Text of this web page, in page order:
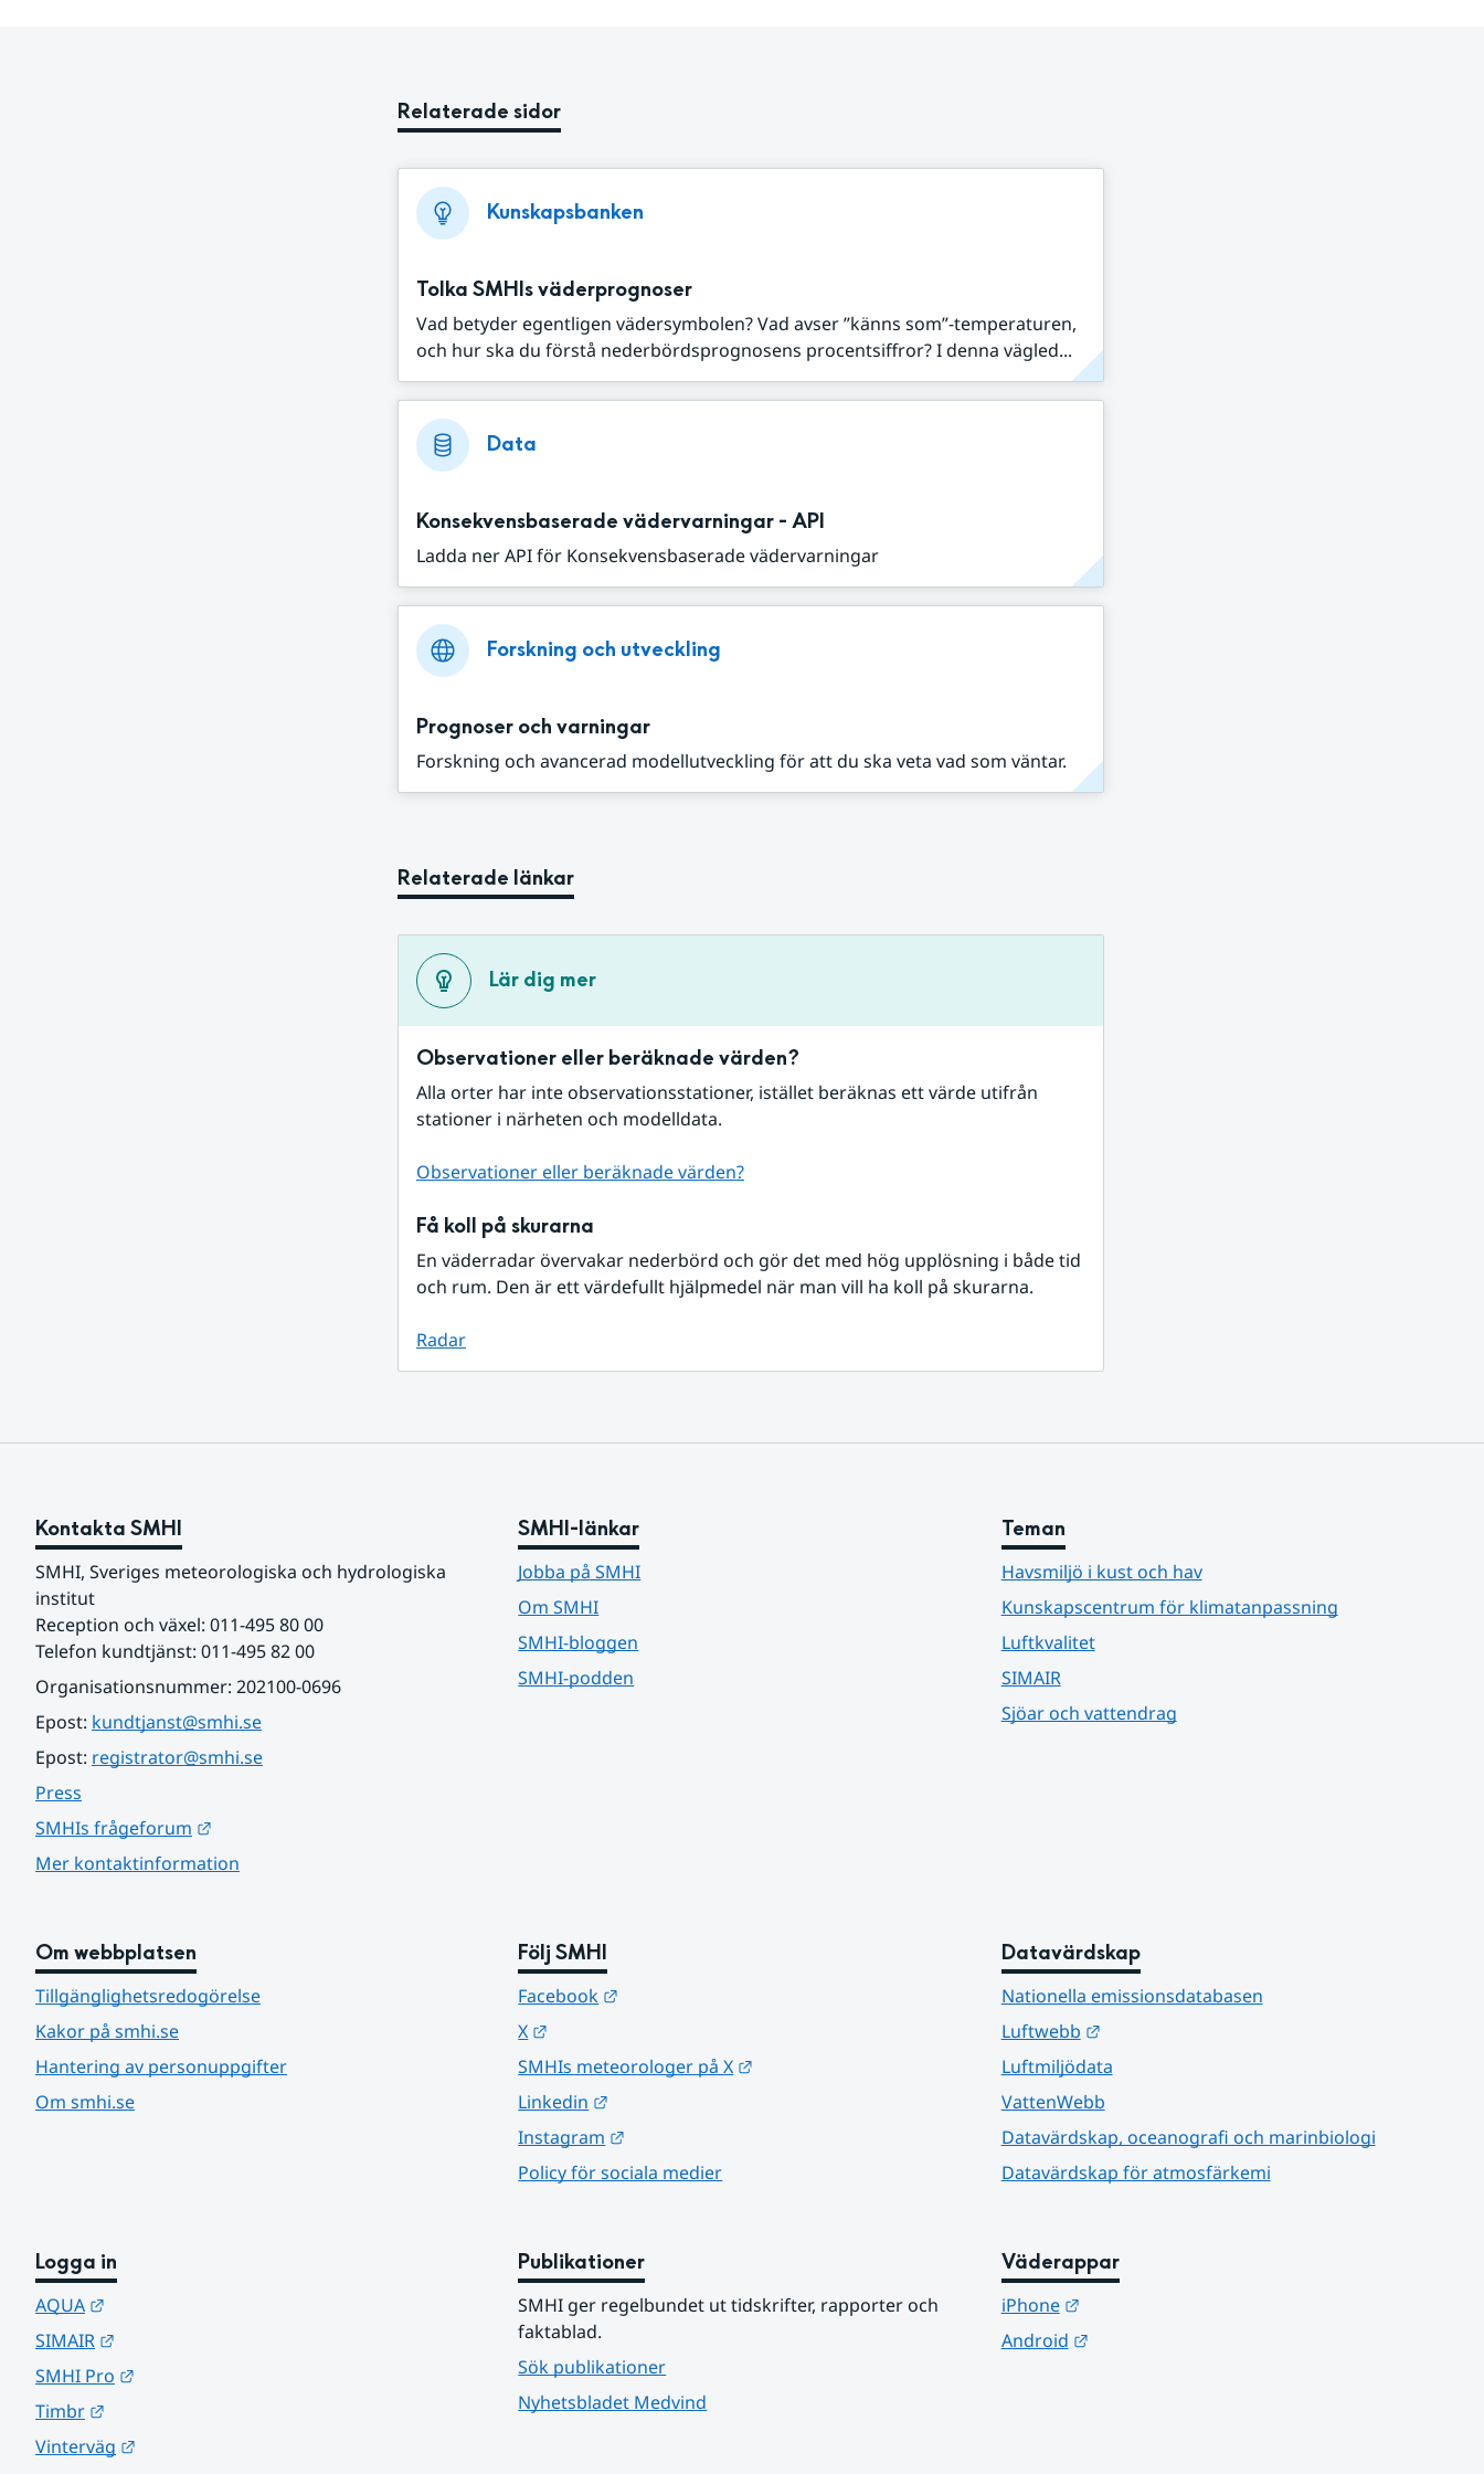
Relaterade sidor
Kunskapsbanken
Tolka SMHIs väderprognoser
Vad betyder egentligen vädersymbolen? Vad avser ”känns som”-temperaturen,
och hur ska du förstå nederbördsprognosens procentsiffror? I denna vägled...
Data
Konsekvensbaserade vädervarningar - API
Ladda ner API för Konsekvensbaserade vädervarningar
Forskning och utveckling
Prognoser och varningar
Forskning och avancerad modellutveckling för att du ska veta vad som väntar.
Relaterade länkar
Lär dig mer
Observationer eller beräknade värden?
Alla orter har inte observationsstationer, istället beräknas ett värde utifrån
stationer i närheten och modelldata.
Observationer eller beräknade värden?
Få koll på skurarna
En väderradar övervakar nederbörd och gör det med hög upplösning i både tid
och rum. Den är ett värdefullt hjälpmedel när man vill ha koll på skurarna.
Radar
Kontakta SMHI
SMHI, Sveriges meteorologiska och hydrologiska
institut
Reception och växel: 011-495 80 00
Telefon kundtjänst: 011-495 82 00
Organisationsnummer: 202100-0696
Epost: kundtjanst@smhi.se
Epost: registrator@smhi.se
Press
SMHIs frågeforum
Mer kontaktinformation
SMHI-länkar
Jobba på SMHI
Om SMHI
SMHI-bloggen
SMHI-podden
Teman
Havsmiljö i kust och hav
Kunskapscentrum för klimatanpassning
Luftkvalitet
SIMAIR
Sjöar och vattendrag
Om webbplatsen
Tillgänglighetsredogörelse
Kakor på smhi.se
Hantering av personuppgifter
Om smhi.se
Följ SMHI
Facebook
X
SMHIs meteorologer på X
Linkedin
Instagram
Policy för sociala medier
Datavärdskap
Nationella emissionsdatabasen
Luftwebb
Länk till annan webbplats.
Luftmiljödata
VattenWebb
Datavärdskap, oceanografi och marinbiologi
Datavärdskap för atmosfärkemi
Logga in
AQUA
SIMAIR
SMHI Pro
Timbr
Vinterväg
Publikationer
SMHI ger regelbundet ut tidskrifter, rapporter och
faktablad.
Sök publikationer
Nyhetsbladet Medvind
Väderappar
iPhone
Länk till annan webbplats.
Android
Länk till annan webbplats.